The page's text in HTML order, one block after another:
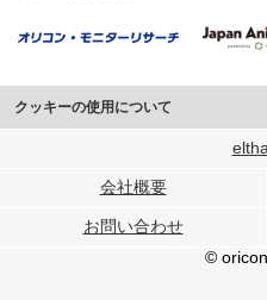
クッキーの使用について
このサイトでは Cookie を使用して、
行っています。
メディアや広告配信、データ解析の各
ユーザーが各パートナーのサービスを
会社概要
お問い合わせ
©